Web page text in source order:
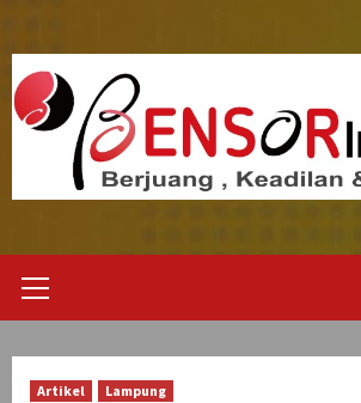
content
Menu
Artikel Lampung